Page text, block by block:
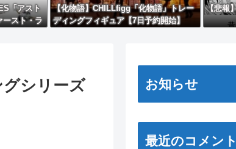
「アスト
ースト・ラ
【化物語】CHILLfigg「化物語」トレー
ディングフィギュア【7日予約開始】
【悲報
グシリーズ
お知らせ
最近のコメント